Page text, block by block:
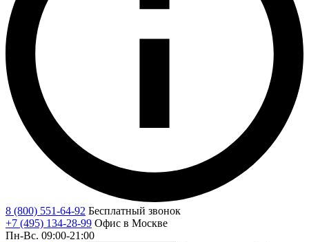
8 (800) 551-64-92 Бесплатный звонок
+7 (495) 134-28-99 Офис в Москве
Пн-Вс. 09:00-21:00